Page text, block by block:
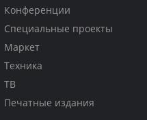
Конференции
Специальные проекты
Маркет
Техника
ТВ
Печатные издания